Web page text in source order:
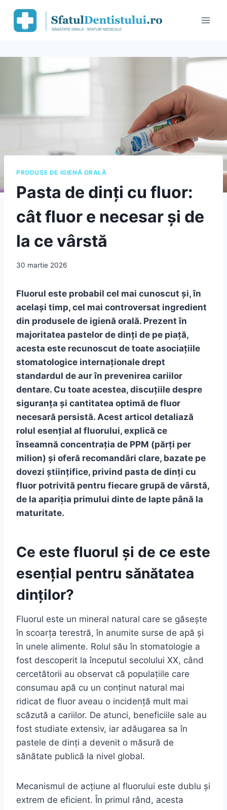
content
PRODUSE DE IGIENĂ ORALĂ
Pasta de dinți cu fluor:
cât fluor e necesar și de
la ce vârstă
30 martie 2026
Fluorul este probabil cel mai cunoscut și, în
același timp, cel mai controversat ingredient
din produsele de igienă orală. Prezent în
majoritatea pastelor de dinți de pe piață,
acesta este recunoscut de toate asociațiile
stomatologice internaționale drept
standardul de aur în prevenirea cariilor
dentare. Cu toate acestea, discuțiile despre
siguranța și cantitatea optimă de fluor
necesară persistă. Acest articol detaliază
rolul esențial al fluorului, explică ce
înseamnă concentrația de PPM (părți per
milion) și oferă recomandări clare, bazate pe
dovezi științifice, privind pasta de dinți cu
fluor potrivită pentru fiecare grupă de vârstă,
de la apariția primului dinte de lapte până la
maturitate.
Ce este fluorul și de ce este
esențial pentru sănătatea
dinților?
Fluorul este un mineral natural care se găsește
în scoarța terestră, în anumite surse de apă și
în unele alimente. Rolul său în stomatologie a
fost descoperit la începutul secolului XX, când
cercetătorii au observat că populațiile care
consumau apă cu un conținut natural mai
ridicat de fluor aveau o incidență mult mai
scăzută a cariilor. De atunci, beneficiile sale au
fost studiate extensiv, iar adăugarea sa în
pastele de dinți a devenit o măsură de
sănătate publică la nivel global.
Mecanismul de acțiune al fluorului este dublu și
extrem de eficient. În primul rând, acesta